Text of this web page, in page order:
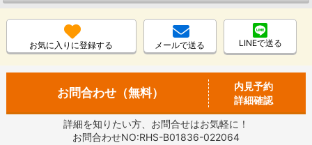
お気に入りに登録する メールで送る LINEで送る
お問合わせ（無料）
内見予約
詳細確認
詳細を知りたい方、お問合せはお気軽に！
お問合わせNO:RHS-B01836-022064